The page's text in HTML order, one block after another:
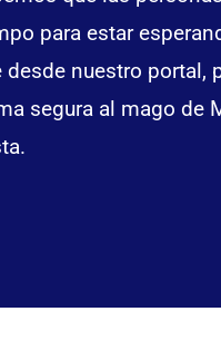
para estar
desde nuestro portal,
segura al mago de